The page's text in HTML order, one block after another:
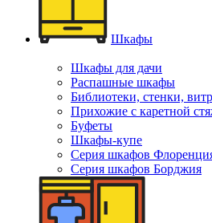
Шкафы
Шкафы для дачи
Распашные шкафы
Библиотеки, стенки,
Прихожие с каретной
Буфеты
Шкафы-купе
Серия шкафов
Серия шкафов Борджия